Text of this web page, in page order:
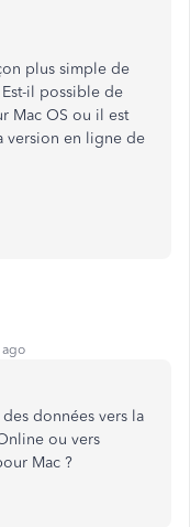
plus simple de
il possible de
Mac OS ou il est
version en ligne de
ago
données vers la
ou vers
Mac ?